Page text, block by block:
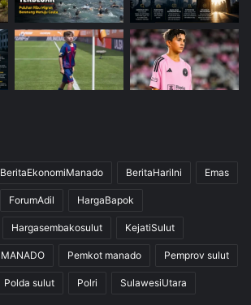
BeritaEkonomiManado BeritaHariIni Emas
ForumAdil HargaBapok
Hargasembakosulut KejatiSulut
MANADO Pemkot manado Pemprov sulut
Polda sulut Polri SulawesiUtara